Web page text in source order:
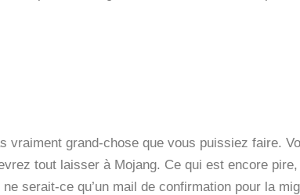
vraiment grand-chose que vous puissiez faire.
tout laisser à Mojang. Ce qui est encore pire,
serait-ce qu’un mail de confirmation pour la